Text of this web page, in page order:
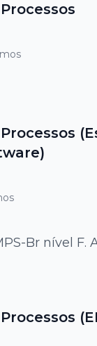
Br nível F.